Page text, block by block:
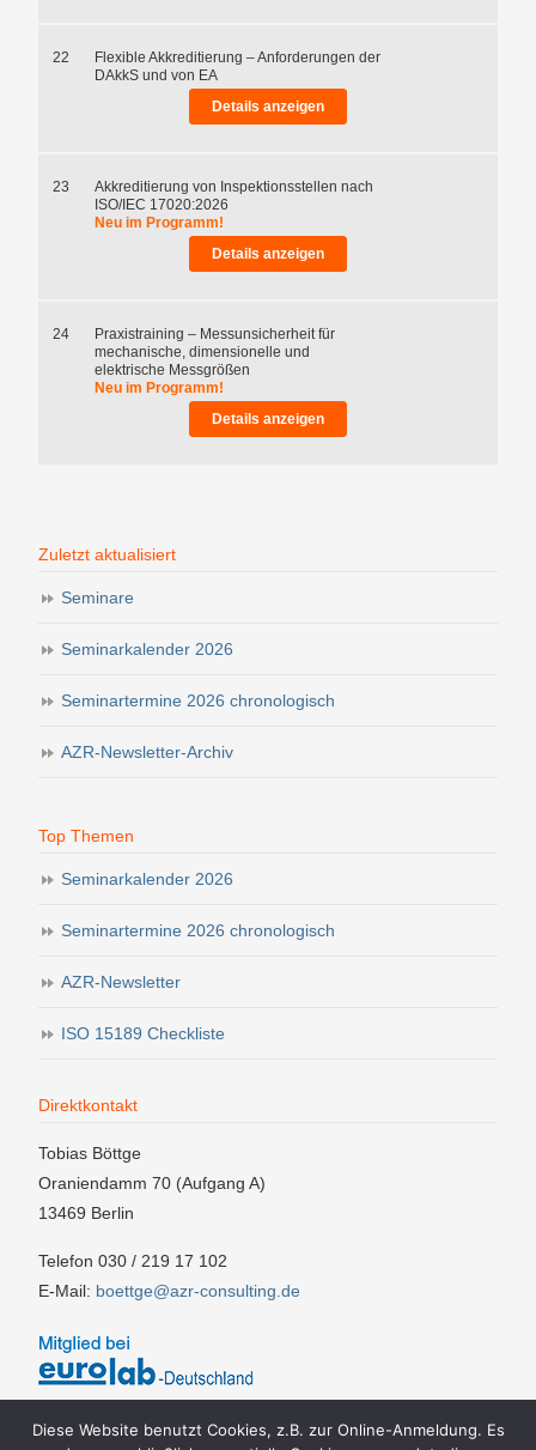
22
Flexible Akkreditierung – Anforderungen der
DAkkS und von EA
Details anzeigen
23
Akkreditierung von Inspektionsstellen nach
ISO/IEC 17020:2026
Neu im Programm!
Details anzeigen
24
Praxistraining – Messunsicherheit für
mechanische, dimensionelle und
elektrische Messgrößen
Neu im Programm!
Details anzeigen
Zuletzt aktualisiert
Seminare
Seminarkalender 2026
Seminartermine 2026 chronologisch
AZR-Newsletter-Archiv
Top Themen
Seminarkalender 2026
Seminartermine 2026 chronologisch
AZR-Newsletter
ISO 15189 Checkliste
Direktkontakt
Tobias Böttge
Oraniendamm 70 (Aufgang A)
13469 Berlin
Telefon 030 / 219 17 102
E-Mail: boettge@azr-consulting.de
Diese Website benutzt Cookies, z.B. zur Online-Anmeldung. Es